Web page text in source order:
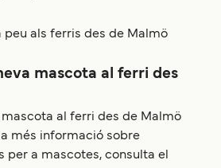
peu als ferris des de Malmö
mascota al ferri des
al ferri des de Malmö
més informació sobre
per a mascotes, consulta el